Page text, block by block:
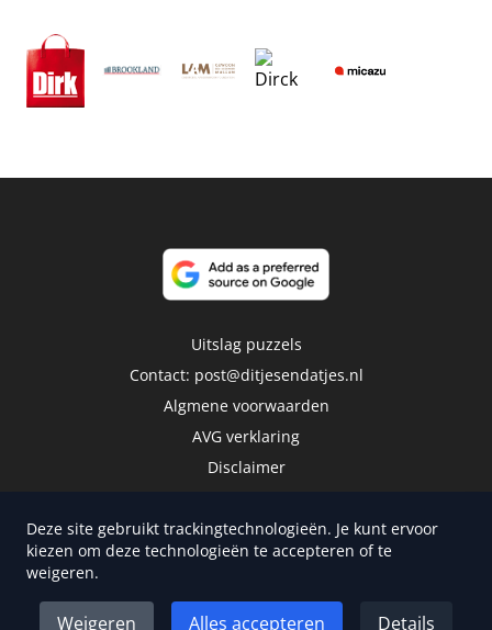
Uitslag puzzels
Contact: post@ditjesendatjes.nl
Algmene voorwaarden
AVG verklaring
Disclaimer
Deze site gebruikt trackingtechnologieën. Je kunt ervoor
kiezen om deze technologieën te accepteren of te
weigeren.
Weigeren Alles accepteren Details